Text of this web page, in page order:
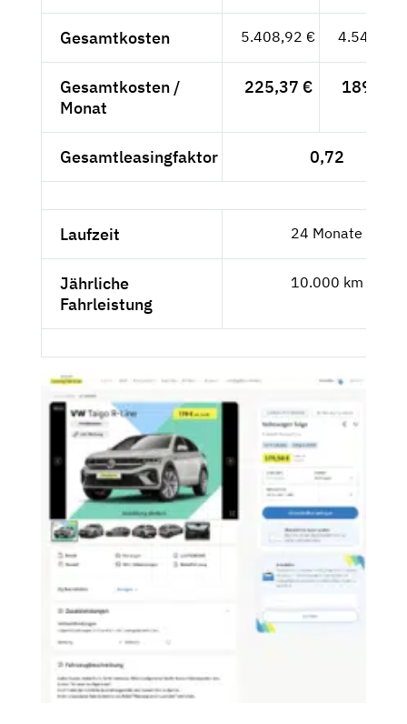
Gesamtkosten 5.408,92 € 4.545,31
Gesamtkosten /
Monat
225,37 € 189,39
Gesamtleasingfaktor 0,72
Laufzeit 24 Monate
Jährliche
Fahrleistung
10.000 km